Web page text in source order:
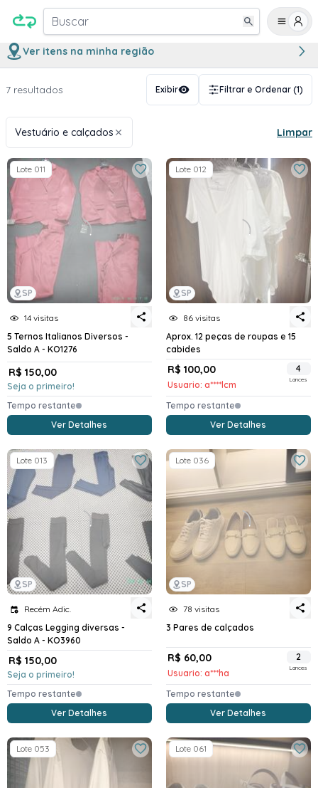
Buscar
Ver itens na minha região
7 resultados Exibir Filtrar e Ordenar (1)
Vestuário e calçados Limpar
SP
Lote 011
14 visitas
5 Ternos Italianos Diversos -
Saldo A - KO1276
R$ 150,00
Seja o primeiro!
Tempo restante
Ver Detalhes
SP
Lote 012
86 visitas
Aprox. 12 peças de roupas e 15
cabides
R$ 100,00
Usuario: a****lcm
4
Lances
Tempo restante
Ver Detalhes
SP
Lote 013
Recém Adic.
9 Calças Legging diversas -
Saldo A - KO3960
R$ 150,00
Seja o primeiro!
Tempo restante
Ver Detalhes
SP
Lote 036
78 visitas
3 Pares de calçados
R$ 60,00
Usuario: a***ha
2
Lances
Tempo restante
Ver Detalhes
Lote 053 Lote 061